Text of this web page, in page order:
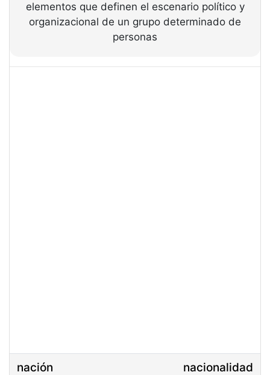
elementos que definen el escenario político y
organizacional de un grupo determinado de
personas
nación nacionalidad